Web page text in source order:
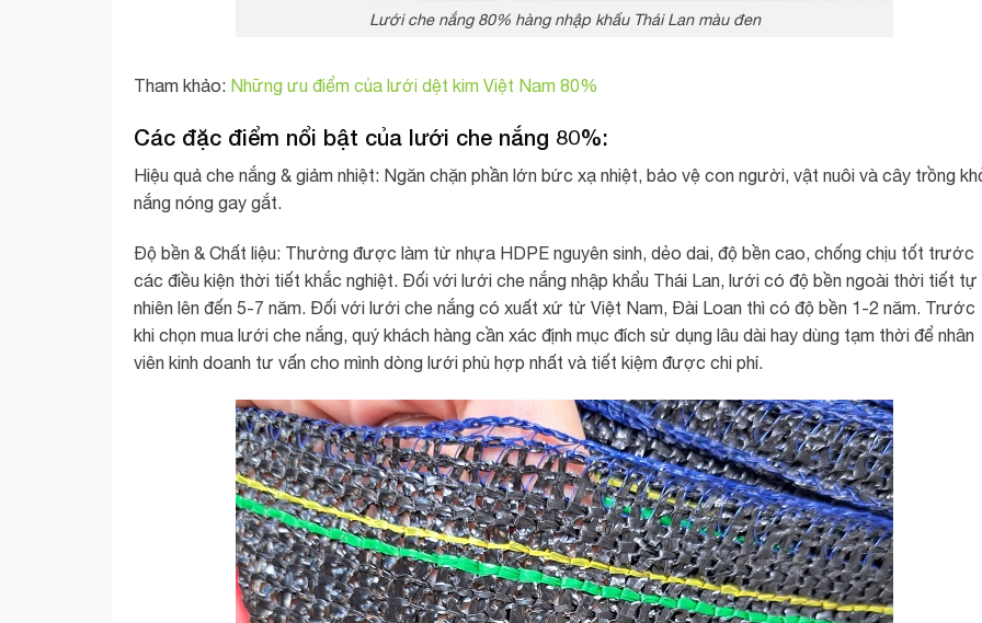
Lưới che nắng 80% hàng nhập khẩu Thái Lan màu đen
Tham khảo: Những ưu điểm của lưới dệt kim Việt Nam 80%
Các đặc điểm nổi bật của lưới che nắng 80%:
Hiệu quả che nắng & giảm nhiệt: Ngăn chặn phần lớn bức xạ nhiệt, bảo vệ con người, vật nuôi và cây trồng
nắng nóng gay gắt.
Độ bền & Chất liệu: Thường được làm từ nhựa HDPE nguyên sinh, dẻo dai, độ bền cao, chống chịu tốt trước
các điều kiện thời tiết khắc nghiệt. Đối với lưới che nắng nhập khẩu Thái Lan, lưới có độ bền ngoài thời tiết tự
nhiên lên đến 5-7 năm. Đối với lưới che nắng có xuất xứ từ Việt Nam, Đài Loan thì có độ bền 1-2 năm. Trước
khi chọn mua lưới che nắng, quý khách hàng cần xác định mục đích sử dụng lâu dài hay dùng tạm thời để nhân
viên kinh doanh tư vấn cho mình dòng lưới phù hợp nhất và tiết kiệm được chi phí.